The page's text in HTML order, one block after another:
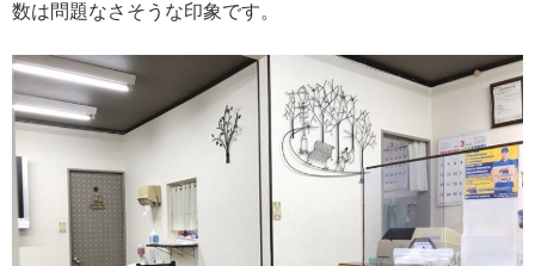
数は問題なさそうな印象です。